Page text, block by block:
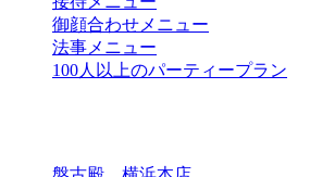
御顔合わせメニュー
法事メニュー
100人以上のパーティープラン